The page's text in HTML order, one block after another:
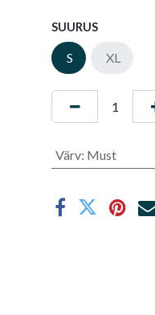
SUURUS
S XL
Värv: Must